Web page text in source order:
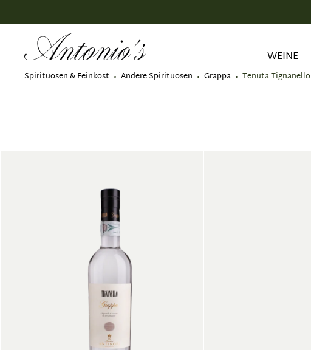
Spirituosen & Feinkost Andere Spirituosen Grappa Tenuta Tignanello
WEINE